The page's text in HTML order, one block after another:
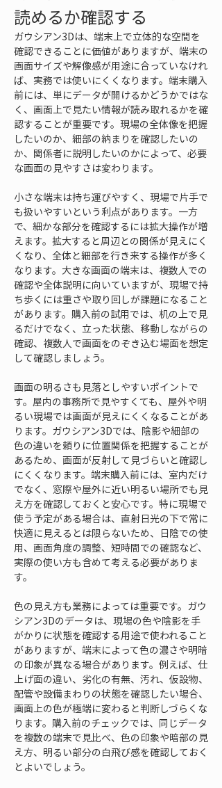
読めるか確認する
ガウシアン3Dは、端末上で立体的な空間を
確認できることに価値がありますが、端末の
画面サイズや解像感が用途に合っていなけれ
ば、実務では使いにくくなります。端末購入
前には、単にデータが開けるかどうかではな
く、画面上で見たい情報が読み取れるかを確
認することが重要です。現場の全体像を把握
したいのか、細部の納まりを確認したいの
か、関係者に説明したいのかによって、必要
な画面の見やすさは変わります。
小さな端末は持ち運びやすく、現場で片手で
も扱いやすいという利点があります。一方
で、細かな部分を確認するには拡大操作が増
えます。拡大すると周辺との関係が見えにく
くなり、全体と細部を行き来する操作が多く
なります。大きな画面の端末は、複数人での
確認や全体説明に向いていますが、現場で持
ち歩くには重さや取り回しが課題になること
があります。購入前の試用では、机の上で見
るだけでなく、立った状態、移動しながらの
確認、複数人で画面をのぞき込む場面を想定
して確認しましょう。
画面の明るさも見落としやすいポイントで
す。屋内の事務所で見やすくても、屋外や明
るい現場では画面が見えにくくなることがあ
ります。ガウシアン3Dでは、陰影や細部の
色の違いを頼りに位置関係を把握することが
あるため、画面が反射して見づらいと確認し
にくくなります。端末購入前には、室内だけ
でなく、窓際や屋外に近い明るい場所でも見
え方を確認しておくと安心です。特に現場で
使う予定がある場合は、直射日光の下で常に
快適に見えるとは限らないため、日陰での使
用、画面角度の調整、短時間での確認など、
実際の使い方も含めて考える必要がありま
す。
色の見え方も業務によっては重要です。ガウ
シアン3Dのデータは、現場の色や陰影を手
がかりに状態を確認する用途で使われること
がありますが、端末によって色の濃さや明暗
の印象が異なる場合があります。例えば、仕
上げ面の違い、劣化の有無、汚れ、仮設物、
配管や設備まわりの状態を確認したい場合、
画面上の色が極端に変わると判断しづらくな
ります。購入前のチェックでは、同じデータ
を複数の端末で見比べ、色の印象や暗部の見
え方、明るい部分の白飛び感を確認しておく
とよいでしょう。